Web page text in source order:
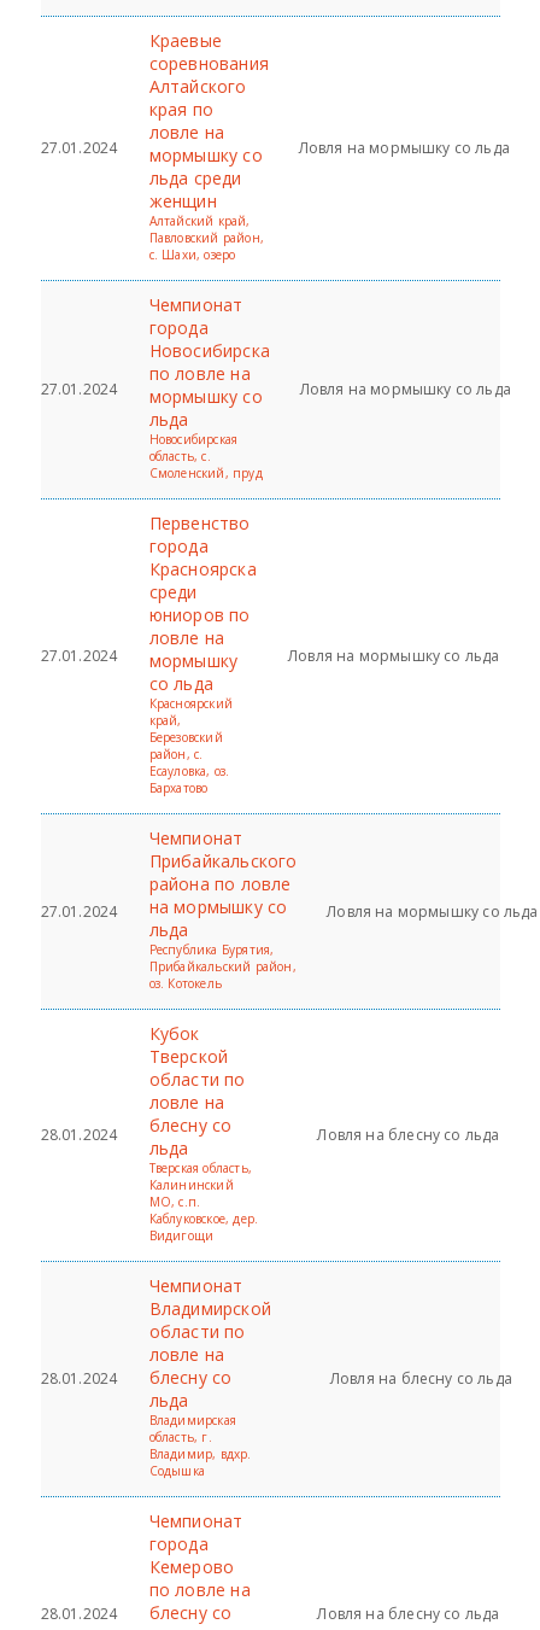
27.01.2024
Краевые
соревнования
Алтайского
края по
ловле на
мормышку со
льда среди
женщин
Алтайский край,
Павловский район,
с. Шахи, озеро
Ловля на мормышку со льда
27.01.2024
Чемпионат
города
Новосибирска
по ловле на
мормышку со
льда
Новосибирская
область, с.
Смоленский, пруд
Ловля на мормышку со льда
27.01.2024
Первенство
города
Красноярска
среди
юниоров по
ловле на
мормышку
со льда
Красноярский
край,
Березовский
район, с.
Есауловка, оз.
Бархатово
Ловля на мормышку со льда
27.01.2024
Чемпионат
Прибайкальского
района по ловле
на мормышку со
льда
Республика Бурятия,
Прибайкальский район,
оз. Котокель
Ловля на мормышку со льда
28.01.2024
Кубок
Тверской
области по
ловле на
блесну со
льда
Тверская область,
Калининский
МО, с.п.
Каблуковское, дер.
Видигощи
Ловля на блесну со льда
28.01.2024
Чемпионат
Владимирской
области по
ловле на
блесну со
льда
Владимирская
область, г.
Владимир, вдхр.
Содышка
Ловля на блесну со льда
28.01.2024
Чемпионат
города
Кемерово
по ловле на
блесну со
Ловля на блесну со льда